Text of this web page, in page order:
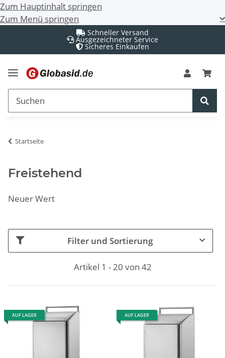
Zum Hauptinhalt springen
Zum Menü springen
Schneller Versand
Ausgezeichneter Service
Sicheres Einkaufen
Startseite
Freistehend
Neuer Wert
Filter und Sortierung
Artikel 1 - 20 von 42
AUF LAGER AUF LAGER